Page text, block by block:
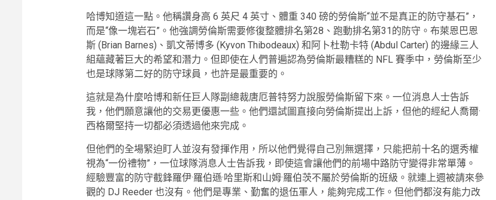
哈博知道這一點。他稱讚身高 6 英尺 4 英寸、體重 340 磅的勞倫斯“並不是真正的防守基石”，
而是“像一塊岩石”。他強調勞倫斯需要修復整體排名第28、跑動排名第31的防守。布萊恩巴恩
斯 (Brian Barnes)、凱文蒂博多 (Kyvon Thibodeaux) 和阿卜杜勒卡特 (Abdul Carter) 的邊緣三人
組蘊藏著巨大的希望和潛力。但即使在人們普遍認為勞倫斯最糟糕的 NFL 賽季中，勞倫斯至少
也是球隊第二好的防守球員，也許是最重要的。
這就是為什麼哈博和新任巨人隊副總裁唐厄普特努力說服勞倫斯留下來。一位消息人士告訴
我，他們願意讓他的交易更優惠一些。他們還試圖直接向勞倫斯提出上訴，但他的經紀人喬爾·
西格爾堅持一切都必須透過他來完成。
但他們的全場緊迫盯人並沒有發揮作用，所以他們覺得自己別無選擇，只能把前十名的選秀權
視為“一份禮物”，一位球隊消息人士告訴我，即使這會讓他們的前場中路防守變得非常單薄。
經驗豐富的防守截鋒羅伊·羅伯遜·哈里斯和山姆·羅伯茨不屬於勞倫斯的班級。就連上週被請來參
觀的 DJ Reeder 也沒有。他們是專業、勤奮的退伍軍人，能夠完成工作。但他們都沒有能力改